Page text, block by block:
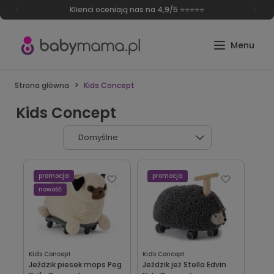
Klienci oceniają nas na 4,9/5 ⭐⭐⭐⭐⭐
Strona główna Kids Concept
Kids Concept
Kids Concept
Jeździk piesek mops Peg
promocja
nowość
Kids Concept
Jeździk jeż Stella Edvin
promocja